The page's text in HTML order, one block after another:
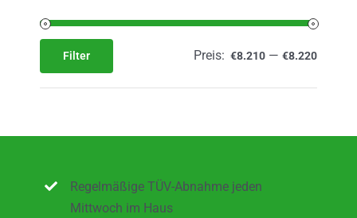
Preis
Preis
Filter Preis: €8.210 — €8.220
Regelmäßige TÜV-Abnahme jeden
Mittwoch im Haus